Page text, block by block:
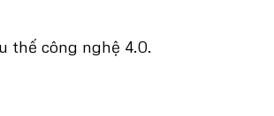
thế công nghệ 4.0.